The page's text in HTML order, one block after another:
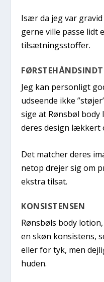
Især da jeg var
gerne ville passe lidt
tilsætningsstoffer.
Jeg kan personligt
udseende ikke
sige at Rønsbøl
deres design lækkert
Det matcher deres
netop drejer sig om
ekstra tilsat.
KONSISTENSEN
Rønsbøls body
en skøn konsistens,
eller for tyk, men
huden.